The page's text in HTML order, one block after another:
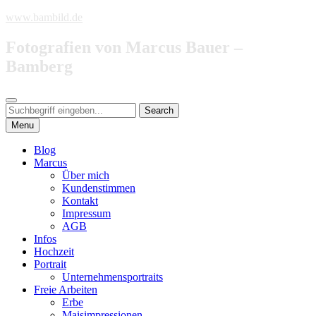
Skip
content
www.bambild.de
Fotografien von Marcus Bauer –
Bamberg
Search
Search
for:
Search
Menu
Blog
Marcus
Über mich
Kundenstimmen
Kontakt
Impressum
AGB
Infos
Hochzeit
Portrait
Unternehmensportraits
Freie Arbeiten
Erbe